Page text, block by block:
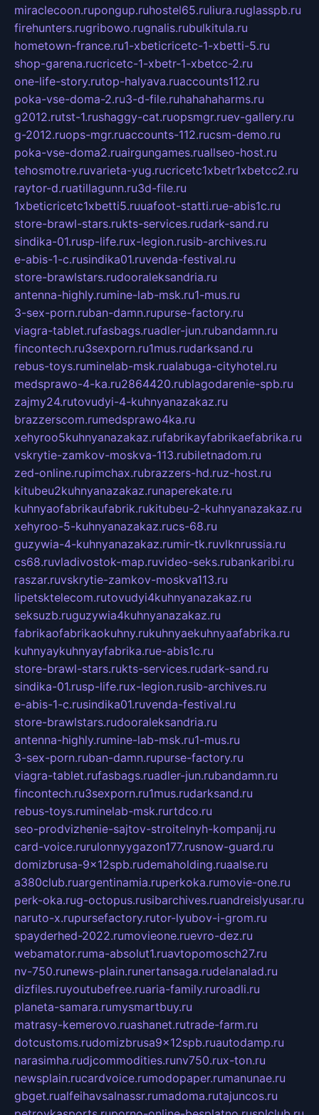
miraclecoon.rupongup.ruhostel65.ruliura.ruglasspb.ru
firehunters.rugribowo.rugnalis.rubulkitula.ru
hometown-france.ru1-xbeticricetc-1-xbetti-5.ru
shop-garena.rucricetc-1-xbetr-1-xbetcc-2.ru
one-life-story.rutop-halyava.ruaccounts112.ru
poka-vse-doma-2.ru3-d-file.ruhahahaharms.ru
g2012.rutst-1.rushaggy-cat.ruopsmgr.ruev-gallery.ru
g-2012.ruops-mgr.ruaccounts-112.rucsm-demo.ru
poka-vse-doma2.ruairgungames.ruallseo-host.ru
tehosmotre.ruvarieta-yug.rucricetc1xbetr1xbetcc2.ru
raytor-d.ruatillagunn.ru3d-file.ru
1xbeticricetc1xbetti5.ruuafoot-statti.rue-abis1c.ru
store-brawl-stars.rukts-services.rudark-sand.ru
sindika-01.rusp-life.rux-legion.rusib-archives.ru
e-abis-1-c.rusindika01.ruvenda-festival.ru
store-brawlstars.rudooraleksandria.ru
antenna-highly.rumine-lab-msk.ru1-mus.ru
3-sex-porn.ruban-damn.rupurse-factory.ru
viagra-tablet.rufasbags.ruadler-jun.rubandamn.ru
fincontech.ru3sexporn.ru1mus.rudarksand.ru
rebus-toys.ruminelab-msk.rualabuga-cityhotel.ru
medsprawo-4-ka.ru2864420.rublagodarenie-spb.ru
zajmy24.rutovudyi-4-kuhnyanazakaz.ru
brazzerscom.rumedsprawo4ka.ru
xehyroo5kuhnyanazakaz.rufabrikayfabrikaefabrika.ru
vskrytie-zamkov-moskva-113.rubiletnadom.ru
zed-online.rupimchax.rubrazzers-hd.ruz-host.ru
kitubeu2kuhnyanazakaz.runaperekate.ru
kuhnyaofabrikaufabrik.rukitubeu-2-kuhnyanazakaz.ru
xehyroo-5-kuhnyanazakaz.rucs-68.ru
guzywia-4-kuhnyanazakaz.rumir-tk.ruvlknrussia.ru
cs68.ruvladivostok-map.ruvideo-seks.rubankaribi.ru
raszar.ruvskrytie-zamkov-moskva113.ru
lipetsktelecom.rutovudyi4kuhnyanazakaz.ru
seksuzb.ruguzywia4kuhnyanazakaz.ru
fabrikaofabrikaokuhny.rukuhnyaekuhnyaafabrika.ru
kuhnyaykuhnyayfabrika.rue-abis1c.ru
store-brawl-stars.rukts-services.rudark-sand.ru
sindika-01.rusp-life.rux-legion.rusib-archives.ru
e-abis-1-c.rusindika01.ruvenda-festival.ru
store-brawlstars.rudooraleksandria.ru
antenna-highly.rumine-lab-msk.ru1-mus.ru
3-sex-porn.ruban-damn.rupurse-factory.ru
viagra-tablet.rufasbags.ruadler-jun.rubandamn.ru
fincontech.ru3sexporn.ru1mus.rudarksand.ru
rebus-toys.ruminelab-msk.rurtdco.ru
seo-prodvizhenie-sajtov-stroitelnyh-kompanij.ru
card-voice.rurulonnyygazon177.rusnow-guard.ru
domizbrusa-9x12spb.rudemaholding.ruaalse.ru
a380club.ruargentinamia.ruperkoka.rumovie-one.ru
perk-oka.rug-octopus.rusibarchives.ruandreislyusar.ru
naruto-x.rupursefactory.rutor-lyubov-i-grom.ru
spayderhed-2022.rumovieone.ruevro-dez.ru
webamator.ruma-absolut1.ruavtopomosch27.ru
nv-750.runews-plain.runertansaga.rudelanalad.ru
dizfiles.ruyoutubefree.ruaria-family.ruroadli.ru
planeta-samara.rumysmartbuy.ru
matrasy-kemerovo.ruashanet.rutrade-farm.ru
dotcustoms.rudomizbrusa9x12spb.ruautodamp.ru
narasimha.rudjcommodities.runv750.rux-ton.ru
newsplain.rucardvoice.rumodopaper.rumanunae.ru
gbget.rualfeihavsalnassr.rumadoma.rutajuncos.ru